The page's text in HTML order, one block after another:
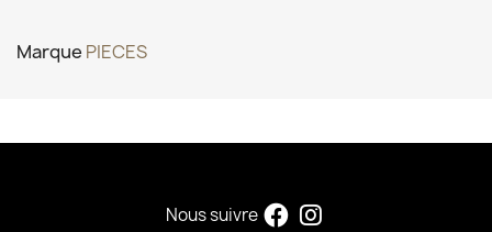
Marque PIECES
Nous suivre